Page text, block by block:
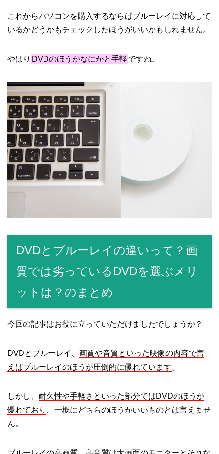
これからパソコンを購入するならばブルーレイに対応して
いるかどうかもチェックしたほうがいいかもしれません。
やはり DVDのほうがなにかと手軽 ですね。
DVDとブルーレイの違いって？画
質では劣っているDVDを選ぶメリ
ットは？のまとめ
今回の記事はお役に立っていただけましたでしょうか？
DVDとブルーレイ、 画質や音質といった映像の内容で言
えばブルーレイのほうが圧倒的に優れています。
しかし、 耐久性や手軽さといった部分ではDVDのほうが
優れており
、一概にどちらのほうがいいものとは言えませ
ん。